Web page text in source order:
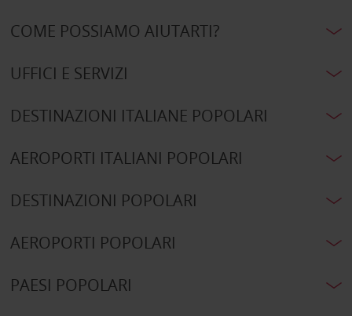
COME POSSIAMO AIUTARTI?
UFFICI E SERVIZI
DESTINAZIONI ITALIANE POPOLARI
AEROPORTI ITALIANI POPOLARI
DESTINAZIONI POPOLARI
AEROPORTI POPOLARI
PAESI POPOLARI